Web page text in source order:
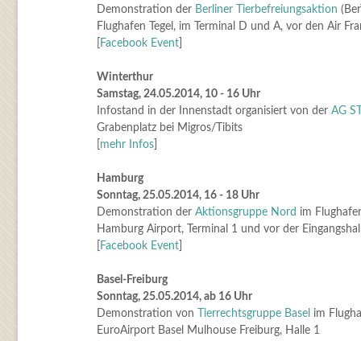
Demonstration der Berliner Tierbefreiungsaktion
Flughafen Tegel, im Terminal D und A, vor den Air
Facebook Event]
Winterthur
Samstag, 24.05.2014, 10 - 16 Uhr
Infostand in der Innenstadt organisiert von der AG
Grabenplatz bei Migros/Tibits
mehr Infos]
Hamburg
Sonntag, 25.05.2014, 16 - 18 Uhr
Demonstration der Aktionsgruppe Nord im
Hamburg Airport, Terminal 1 und vor der
Facebook Event]
Basel-Freiburg
Sonntag, 25.05.2014, ab 16 Uhr
Demonstration von
Tierrechtsgruppe Basel im
EuroAirport Basel Mulhouse Freiburg, Halle 1